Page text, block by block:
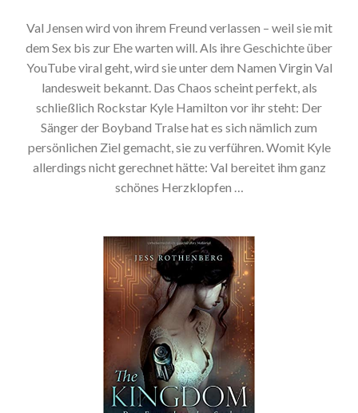
Val Jensen wird von ihrem Freund verlassen – weil sie mit
dem Sex bis zur Ehe warten will. Als ihre Geschichte über
YouTube viral geht, wird sie unter dem Namen Virgin Val
landesweit bekannt. Das Chaos scheint perfekt, als
schließlich Rockstar Kyle Hamilton vor ihr steht: Der
Sänger der Boyband Tralse hat es sich nämlich zum
persönlichen Ziel gemacht, sie zu verführen. Womit Kyle
allerdings nicht gerechnet hätte: Val bereitet ihm ganz
schönes Herzklopfen …